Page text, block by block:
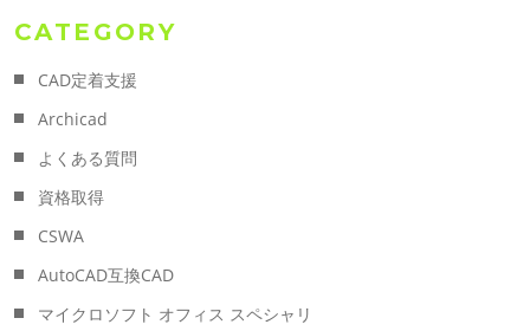
CATEGORY
CAD定着支援
Archicad
よくある質問
資格取得
CSWA
AutoCAD互換CAD
マイクロソフト オフィス スペシャリ